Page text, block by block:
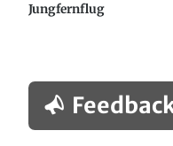
Jungfernflug